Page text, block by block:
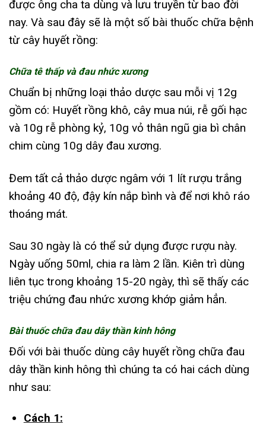
được ông cha ta dùng và lưu truyền từ bao đời
nay. Và sau đây sẽ là một số bài thuốc chữa bệnh
từ cây huyết rồng:
Chữa tê thấp và đau nhức xương
Chuẩn bị những loại thảo dược sau mỗi vị 12g
gồm có: Huyết rồng khô, cây mua núi, rễ gối hạc
và 10g rễ phòng kỷ, 10g vỏ thân ngũ gia bì chân
chim cùng 10g dây đau xương.
Đem tất cả thảo dược ngâm với 1 lít rượu trắng
khoảng 40 độ, đậy kín nắp bình và để nơi khô ráo
thoáng mát.
Sau 30 ngày là có thể sử dụng được rượu này.
Ngày uống 50ml, chia ra làm 2 lần. Kiên trì dùng
liên tục trong khoảng 15-20 ngày, thì sẽ thấy các
triệu chứng đau nhức xương khớp giảm hẳn.
Bài thuốc chữa đau dây thần kinh hông
Đối với bài thuốc dùng cây huyết rồng chữa đau
dây thần kinh hông thì chúng ta có hai cách dùng
như sau:
Cách 1: